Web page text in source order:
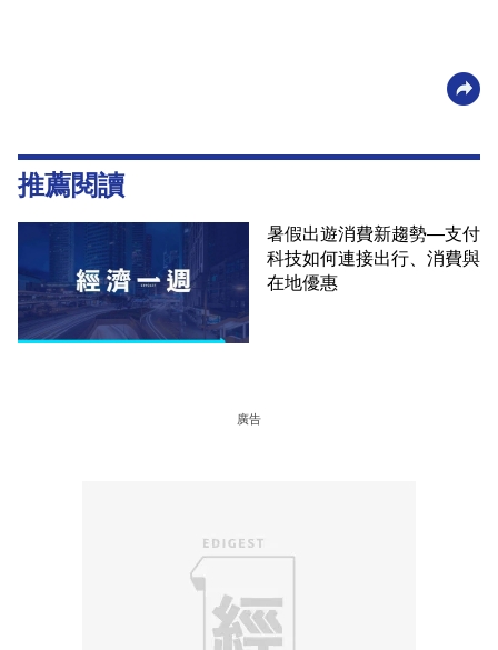
推薦閱讀
暑假出遊消費新趨勢—支付
科技如何連接出行、消費與
在地優惠
廣告